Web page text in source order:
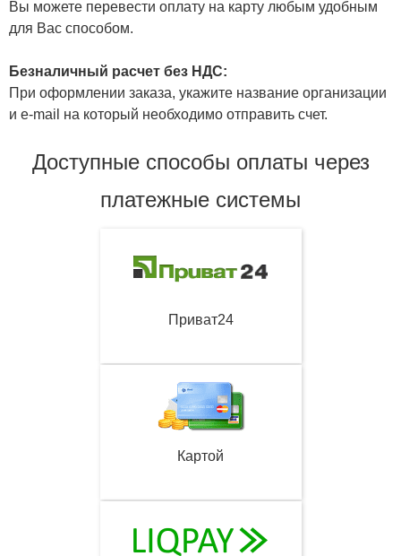
Вы можете перевести оплату на карту любым удобным
для Вас способом.
Безналичный расчет без НДС:
При оформлении заказа, укажите название организации
и e-mail на который необходимо отправить счет.
Доступные способы оплаты через
платежные системы
Приват24
Картой